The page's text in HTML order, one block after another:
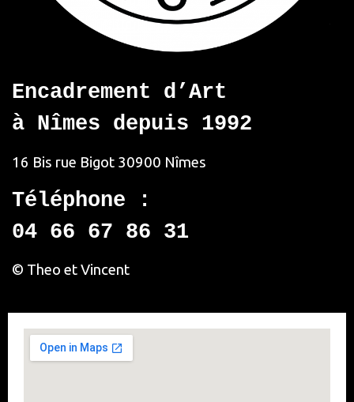
Encadrement d’Art
à Nîmes depuis 1992
16 Bis rue Bigot 30900 Nîmes
Téléphone :
04 66 67 86 31
© Theo et Vincent